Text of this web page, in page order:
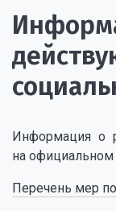
Информация о
на официальном
Перечень мер